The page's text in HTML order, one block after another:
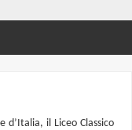
d’Italia, il Liceo Classico